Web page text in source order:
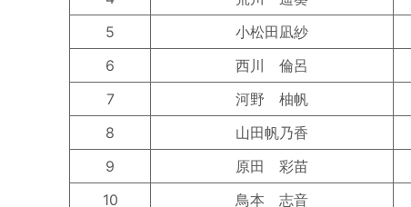
5
小松田凪紗
6
西川 倫呂
7
河野 柚帆
8
山田帆乃香
9
原田 彩苗
10
鳥本 志音